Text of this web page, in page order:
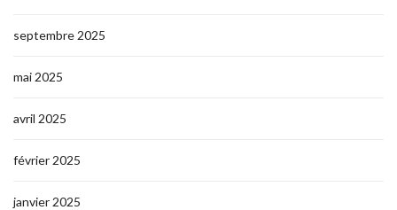
septembre 2025
mai 2025
avril 2025
février 2025
janvier 2025